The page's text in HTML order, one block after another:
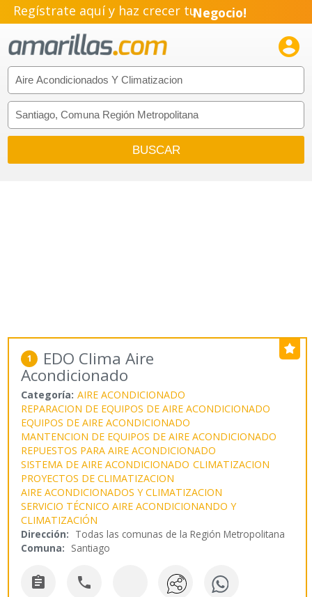
Regístrate aquí y haz crecer tuNegocio!
Emprendimiento!

1 EDO Clima Aire
Acondicionado
Categoría: AIRE ACONDICIONADO
REPARACION DE EQUIPOS DE AIRE ACONDICIONADO
EQUIPOS DE AIRE ACONDICIONADO
MANTENCION DE EQUIPOS DE AIRE ACONDICIONADO
REPUESTOS PARA AIRE ACONDICIONADO
SISTEMA DE AIRE ACONDICIONADO CLIMATIZACION
PROYECTOS DE CLIMATIZACION
AIRE ACONDICIONADOS Y CLIMATIZACION
SERVICIO TÉCNICO AIRE ACONDICIONANDO Y
CLIMATIZACIÓN
Dirección: Todas las comunas de la Región Metropolitana
Comuna: Santiago
 